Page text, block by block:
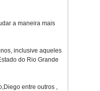
a maneira mais
inclusive aqueles
do Rio Grande
entre outros ,